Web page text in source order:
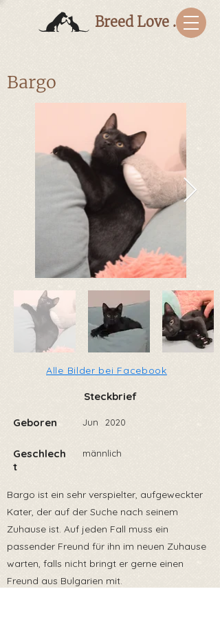
Breed Love Bulgaria
Bargo
Alle Bilder bei Facebook
Steckbrief
Geboren
Geschlech
t
Jun 2020
männlich
Bargo ist ein sehr verspielter, aufgeweckter
Kater, der auf der Suche nach seinem
Zuhause ist. Auf jeden Fall muss ein
passender Freund für ihn im neuen Zuhause
warten, falls nicht bringt er gerne einen
Freund aus Bulgarien mit.